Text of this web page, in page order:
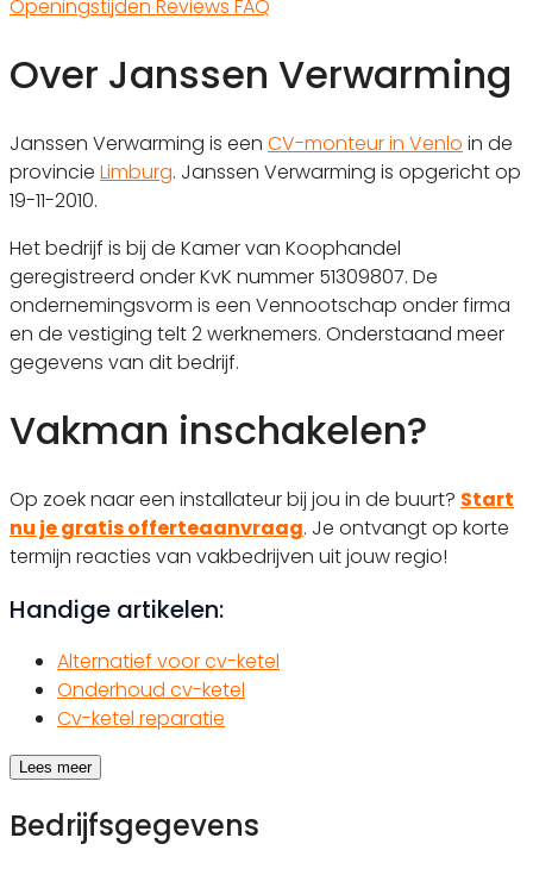
Openingstijden Reviews FAQ
Over Janssen Verwarming
Janssen Verwarming is een CV-monteur in Venlo in de
provincie Limburg. Janssen Verwarming is opgericht op
19-11-2010.
Het bedrijf is bij de Kamer van Koophandel
geregistreerd onder KvK nummer 51309807. De
ondernemingsvorm is een Vennootschap onder firma
en de vestiging telt 2 werknemers. Onderstaand meer
gegevens van dit bedrijf.
Vakman inschakelen?
Op zoek naar een installateur bij jou in de buurt? Start
nu je gratis offerteaanvraag. Je ontvangt op korte
termijn reacties van vakbedrijven uit jouw regio!
Handige artikelen:
Alternatief voor cv-ketel
Onderhoud cv-ketel
Cv-ketel reparatie
Lees meer
Bedrijfsgegevens